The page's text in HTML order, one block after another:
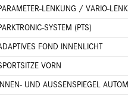
LENKUNG / VARIO-
SYSTEM (PTS)
FOND INNENLICHT
VORN
UND AUSSENSPIEGEL